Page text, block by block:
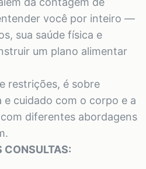
você por inteiro —
sua saúde física e
um plano alimentar
restrições, é sobre
e cuidado com o corpo e a
diferentes abordagens
CONSULTAS: